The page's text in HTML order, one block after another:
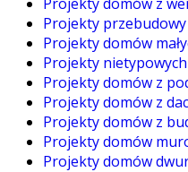
Projekty
Projekty domów
Projekty
Projekty domów z
Projekty domów z
Projekty domów z
Projekty domów
Projekty domów